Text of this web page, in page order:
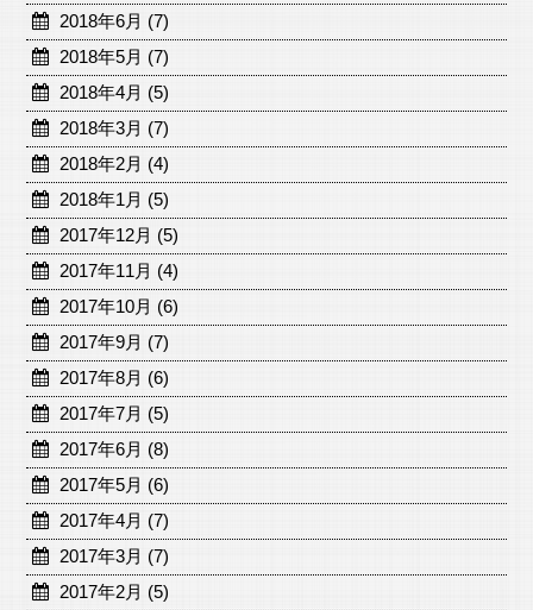
2018年6月 (7)
2018年5月 (7)
2018年4月 (5)
2018年3月 (7)
2018年2月 (4)
2018年1月 (5)
2017年12月 (5)
2017年11月 (4)
2017年10月 (6)
2017年9月 (7)
2017年8月 (6)
2017年7月 (5)
2017年6月 (8)
2017年5月 (6)
2017年4月 (7)
2017年3月 (7)
2017年2月 (5)